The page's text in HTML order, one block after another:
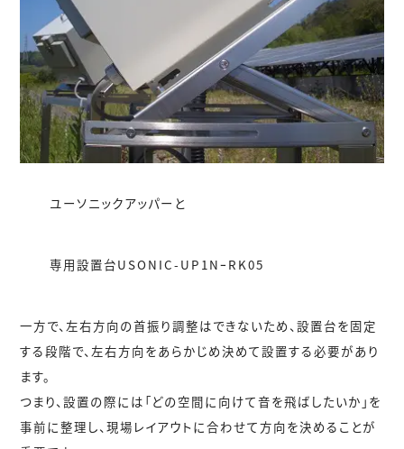
ユーソニックアッパーと
専用設置台USONIC-UP1NｰRK05
一方で、左右方向の首振り調整はできないため、設置台を固定
する段階で、左右方向をあらかじめ決めて設置する必要があり
ます。
つまり、設置の際には「どの空間に向けて音を飛ばしたいか」を
事前に整理し、現場レイアウトに合わせて方向を決めることが